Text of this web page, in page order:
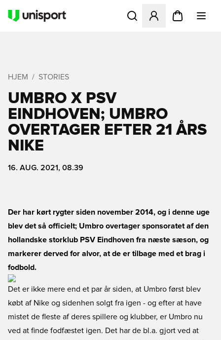
Åbner en Modal til at
HJEM STORIES
UMBRO X PSV
EINDHOVEN; UMBRO
OVERTAGER EFTER 21 ÅRS
NIKE
16. AUG. 2021, 08.39
Der har kørt rygter siden november 2014, og i denne uge
blev det så officielt; Umbro overtager sponsoratet af den
hollandske storklub PSV Eindhoven fra næste sæson, og
markerer derved for alvor, at de er tilbage med et brag i
fodbold.
Det er ikke mere end et par år siden, at Umbro først blev
købt af Nike og sidenhen solgt fra igen - og efter at have
mistet de fleste af deres spillere og klubber, er Umbro nu
ved at finde fodfæstet igen. Det har de bl.a. gjort ved at